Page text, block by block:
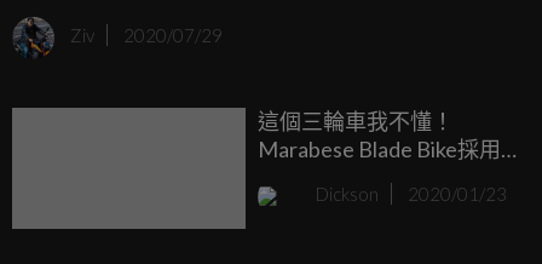
SUPERBIKE寫下1分44.004秒的全新最速紀錄，更是江直螢
繼今年四月在同場地寫下當時最速紀錄（1分45.291秒）後，
Ziv 2020/07/29
這個三輪車我不懂！
Marabese Blade Bike採用
直列的三輪設計！
Dickson 2020/01/23